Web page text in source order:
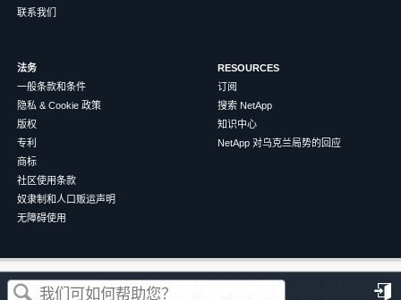
这篇文章对您有帮助吗？
联系我们
法务
一般条款和条件
隐私 & Cookie 政策
版权
专利
商标
社区使用条款
奴隶制和人口贩运声明
无障碍使用
RESOURCES
订阅
搜索 NetApp
知识中心
NetApp 对乌克兰局势的回应
©2026NetApp 中文（简体） 条款和条件
隐私政策